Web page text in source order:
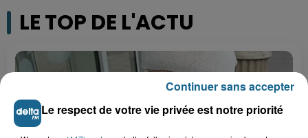
LE TOP DE L'ACTU
Le respect de votre vie privée est notre priorité
Continuer sans accepter